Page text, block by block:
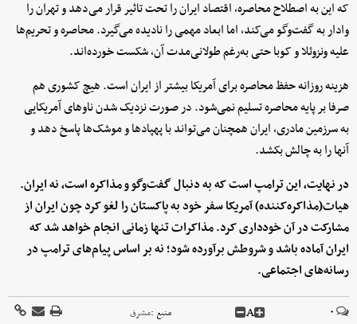
که این به اصطلاح محاصره، اقتصاد ایران را تحت تاثیر قرار می‌دهد و تهران را
وادار به گفت‌وگو می‌کند، اما ابعاد مهمی را نادیده می‌گیرد. محاصره‌ و تحریم‌ها
علیه ونزوئلا و کوبا حتی به‌رغم طولانی‌مدت آن، شکست خورده‌اند.
هزینه روزانه حفظ محاصره برای آمریکا بیشتر از ایران است. هیچ کشوری هم
صرفا بر پایه محاصره تسلیم نمی‌شود. در صورت نزدیک شدن ناوهای آمریکایی
به سرزمین مادری، ایران همچنان می‌تواند با پهپادها و موشک‌ها پاسخ دهد و
آنها را به چالش بکشد.
در نهایت، این ترامپ است که به دنبال گفت‌وگو و مذاکره است، نه ایران.
هیات(مذاکره‌کننده) آمریکا سفر خود به پاکستان را لغو کرد چون ایران از
مشارکت در آن خودداری کرد. مذاکرات تنها زمانی انجام خواهد شد که
ایران آماده باشد و شروطش برآورده شود؛ نه بر اساس پیام‌های ترامپ در
رسانه‌های اجتماعی.
۰ A منبع :مشرق